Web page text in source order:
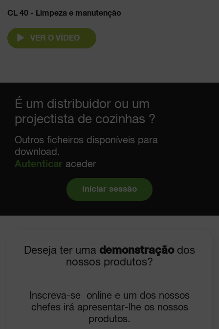
CL 40 - Limpeza e manutenção
VER O VÍDEO
É um distribuidor ou um
projectista de cozinhas ?
Outros ficheiros disponíveis para
download.
Autenticar aceder
Iniciar sessão
Deseja ter uma demonstraçãodos
nossos produtos?
Inscreva-se online e um dos nossos
chefes irá apresentar-lhe os nossos
produtos.